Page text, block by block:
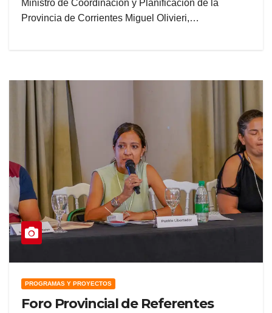
Ministro de Coordinación y Planificación de la
Provincia de Corrientes Miguel Olivieri,…
PROGRAMAS Y PROYECTOS
Foro Provincial de Referentes